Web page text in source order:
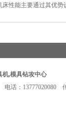
床性能主要通过其优势
机,模具钻攻中心
话：13777020080